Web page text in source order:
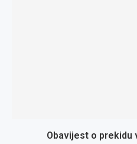
Obavijest o prekidu